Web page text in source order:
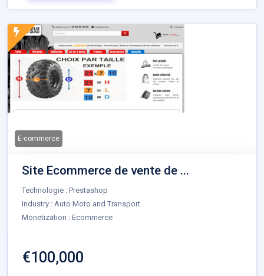
E-commerce
Site Ecommerce de vente de ...
Technologie : Prestashop
Industry : Auto Moto and Transport
Monetization : Ecommerce
€100,000